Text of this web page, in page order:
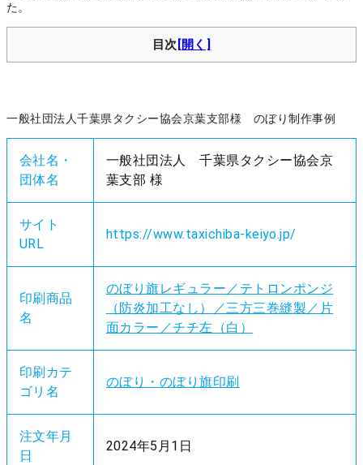
た。
目次
一般社団法人千葉県タクシー協会京葉支部様 のぼり制作事例
会社名・
団体名
一般社団法人 千葉県タクシー協会京
葉支部 様
サイト
URL
https://www.taxichiba-keiyo.jp/
印刷商品
名
のぼり旗レギュラー／テトロンポンジ
（防炎加工なし）／三方三巻縫製／片
面カラー／チチ左（白）
印刷カテ
ゴリ名
のぼり・のぼり旗印刷
注文年月
日
2024年5月1日